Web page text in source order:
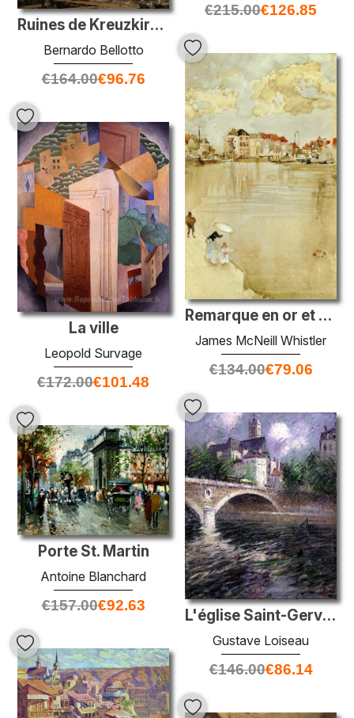
€215.00€126.85
Ruines de Kreuzkirche de Dresde
Bernardo Bellotto
€164.00€96.76
Remarque en or et en argent - Dordrecht
James McNeill Whistler
€134.00€79.06
La ville
Leopold Survage
€172.00€101.48
L'église Saint-Gervais
Gustave Loiseau
€146.00€86.14
Porte St. Martin
Antoine Blanchard
€157.00€92.63